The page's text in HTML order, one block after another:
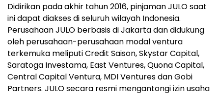
Didirikan pada akhir tahun 2016, pinjaman JULO saat
ini dapat diakses di seluruh wilayah Indonesia.
Perusahaan JULO berbasis diJakartadan didukung
oleh perusahaan-perusahaan modal ventura
terkemuka meliputi Credit Saison, Skystar Capital,
Saratoga Investama, East Ventures, Quona Capital,
Central Capital Ventura, MDI Ventures dan Gobi
Partners. JULO secara resmi mengantongi izin usaha